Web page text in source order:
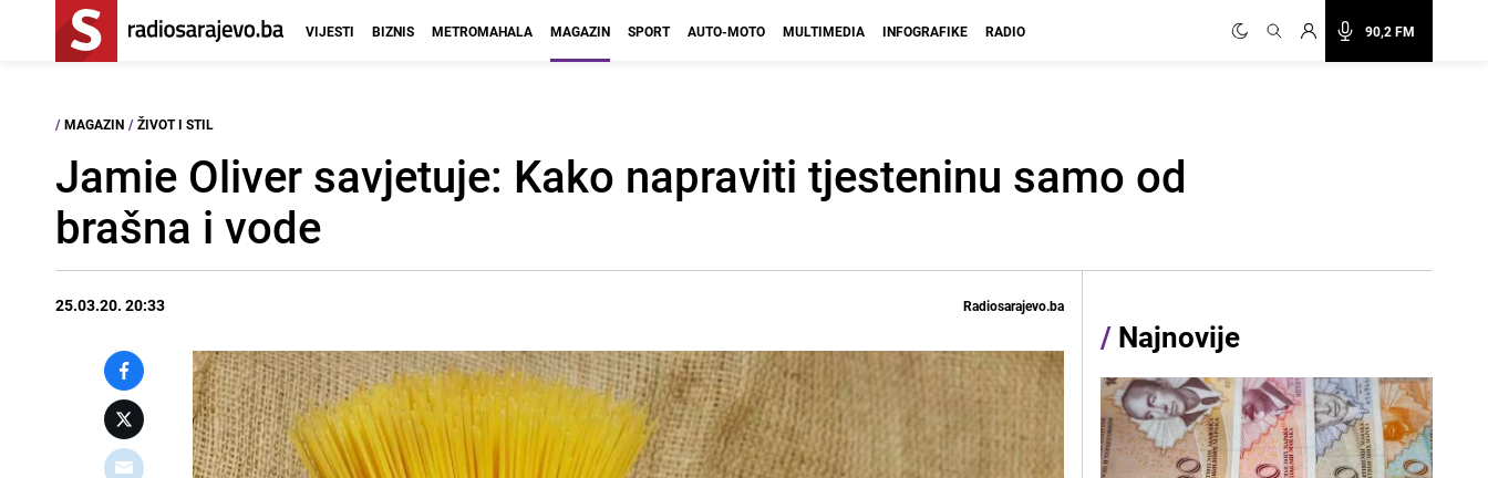
90,2 FM
VIJESTI BIZNIS METROMAHALA MAGAZIN SPORT AUTO-MOTO MULTIMEDIA INFOGRAFIKE RADIO
/ MAGAZIN / ŽIVOT I STIL
Jamie Oliver savjetuje: Kako napraviti tjesteninu samo od
brašna i vode
25.03.20. 20:33 Radiosarajevo.ba
/ Najnovije